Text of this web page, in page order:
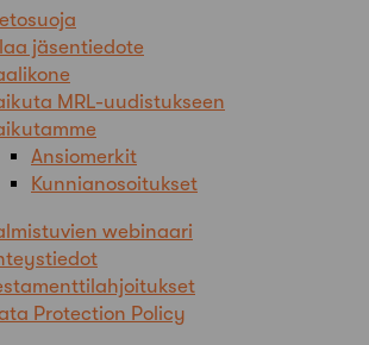
jäsentiedote
MRL-uudistukseen
Ansiomerkit
Kunnianosoitukset
webinaari
Protection Policy